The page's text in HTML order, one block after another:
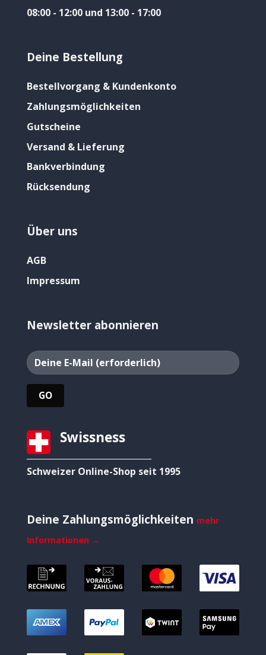
08:00 - 12:00 und 13:00 - 17:00
Deine Bestellung
Bestellvorgang & Kundenkonto
Zahlungsmöglichkeiten
Gutscheine
Versand & Lieferung
Bankverbindung
Rücksendung
Über uns
AGB
Impressum
Newsletter abonnieren
Swissness
Schweizer Online-Shop seit 1995
Deine Zahlungsmöglichkeiten mehr
Informationen →